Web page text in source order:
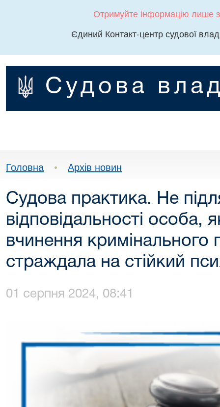
Отримуйте інформацію лише
Єдиний Контакт-центр судової
Судова
Головна • Архів новин
Судова практика. Не
відповідальності особа,
вчинення
страждала на стійкий
01 серпня 2024, 08:41